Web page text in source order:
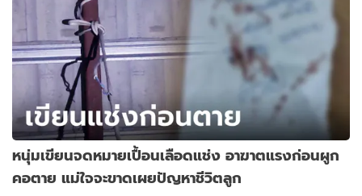
หนุ่มเขียนจดหมายเปื้อนเลือดแช่ง อาฆาตแรงก่อนผูก
คอตาย แม่ใจจะขาดเผยปัญหาชีวิตลูก